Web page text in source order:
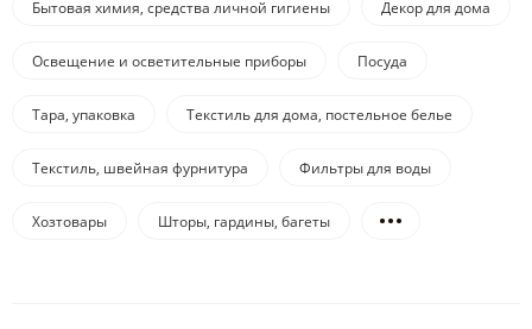
Бытовая химия, средства личной гигиены Декор для дома
Освещение и осветительные приборы Посуда
Тара, упаковка Текстиль для дома, постельное белье
Текстиль, швейная фурнитура Фильтры для воды
Хозтовары Шторы, гардины, багеты